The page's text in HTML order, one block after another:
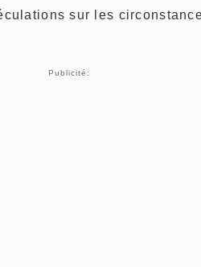
sur les
Publicité: